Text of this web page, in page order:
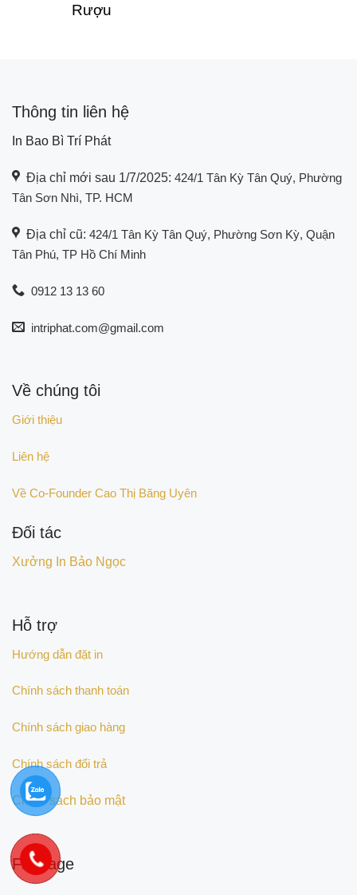
Rượu
Thông tin liên hệ
In Bao Bì Trí Phát
Địa chỉ mới sau 1/7/2025: 424/1 Tân Kỳ Tân Quý, Phường
Tân Sơn Nhì, TP. HCM
Địa chỉ cũ: 424/1 Tân Kỳ Tân Quý, Phường Sơn Kỳ, Quận
Tân Phú, TP Hồ Chí Minh
0912 13 13 60
intriphat.com@gmail.com
Về chúng tôi
Giới thiệu
Liên hệ
Về Co-Founder Cao Thị Băng Uyên
Đối tác
Xưởng In Bảo Ngọc
Hỗ trợ
Hướng dẫn đặt in
Chính sách thanh toán
Chính sách giao hàng
Chính sách đổi trả
Chính sách bảo mật
Fanpage